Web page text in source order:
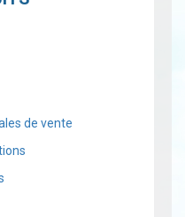
de vente